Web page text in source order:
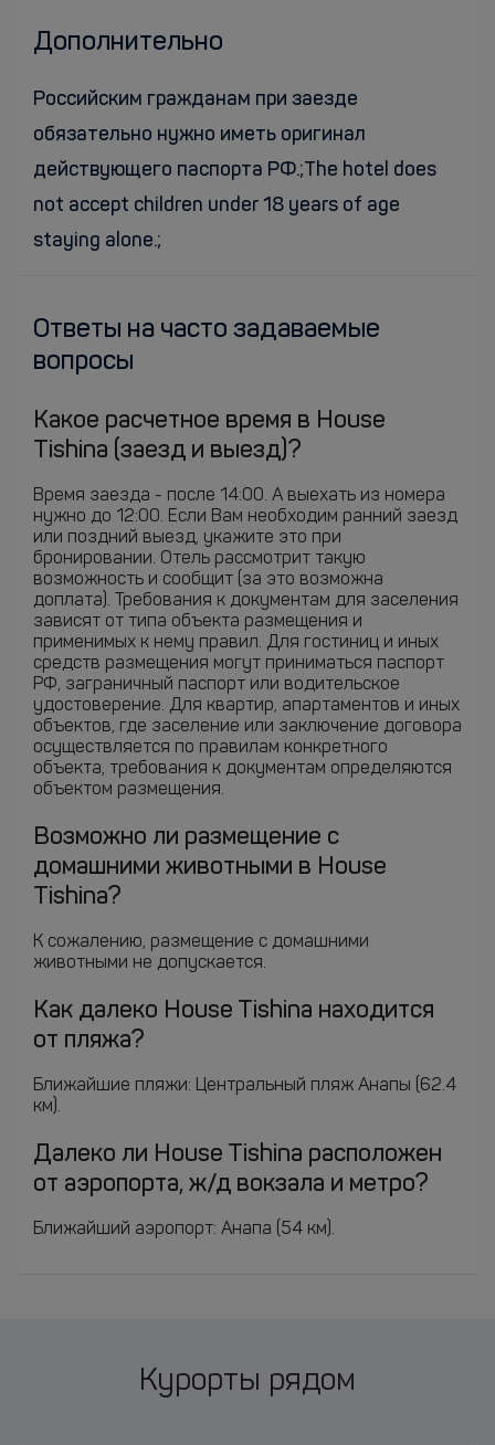
Дополнительно
Российским гражданам при заезде
обязательно нужно иметь оригинал
действующего паспорта РФ.;The hotel does
not accept children under 18 years of age
staying alone.;
Ответы на часто задаваемые
вопросы
Какое расчетное время в House
Tishina (заезд и выезд)?
Время заезда - после 14:00. А выехать из номера
нужно до 12:00. Если Вам необходим ранний заезд
или поздний выезд, укажите это при
бронировании. Отель рассмотрит такую
возможность и сообщит (за это возможна
доплата). Требования к документам для заселения
зависят от типа объекта размещения и
применимых к нему правил. Для гостиниц и иных
средств размещения могут приниматься паспорт
РФ, заграничный паспорт или водительское
удостоверение. Для квартир, апартаментов и иных
объектов, где заселение или заключение договора
осуществляется по правилам конкретного
объекта, требования к документам определяются
объектом размещения.
Возможно ли размещение с
домашними животными в House
Tishina?
К сожалению, размещение с домашними
животными не допускается.
Как далеко House Tishina находится
от пляжа?
Ближайшие пляжи: Центральный пляж Анапы (62.4
км).
Далеко ли House Tishina расположен
от аэропорта, ж/д вокзала и метро?
Ближайший аэропорт: Анапа (54 км).
Курорты рядом